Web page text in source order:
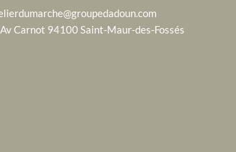
Carnot 94100 Saint-Maur-des-Fossés